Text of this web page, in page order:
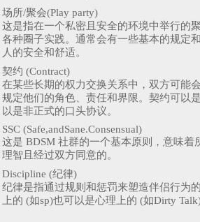
场所/聚会(Play party)
这是指在一个私密且安全的环境中举行的
各种圈子实践。通常会有一些基本的规定
人的安全和舒适。
契约 (Contract)
在某些长期的权力交换关系中，双方可能
规定他们的角色、责任和界限。契约可以
以是非正式的口头协议。
SSC (Safe,andSane.Consensual)
这是 BDSM 社群的一个基本原则，意味着
理智且经过双方同意的。
Discipline (纪律)
纪律是指通过规则和惩罚来塑造伴侣行为
上的 (如sp)也可以是心理上的 (如Dirty Talk)